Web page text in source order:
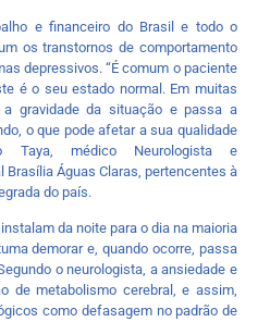
e financeiro do Brasil e todo o
os transtornos de comportamento
depressivos. “É comum o paciente
é o seu estado normal. Em muitas
gravidade da situação e passa a
o que pode afetar a sua qualidade
Taya, médico Neurologista e
Brasília Águas Claras, pertencentes à
do país.
da noite para o dia na maioria
demorar e, quando ocorre, passa
o neurologista, a ansiedade e
de metabolismo cerebral, e assim,
como defasagem no padrão de